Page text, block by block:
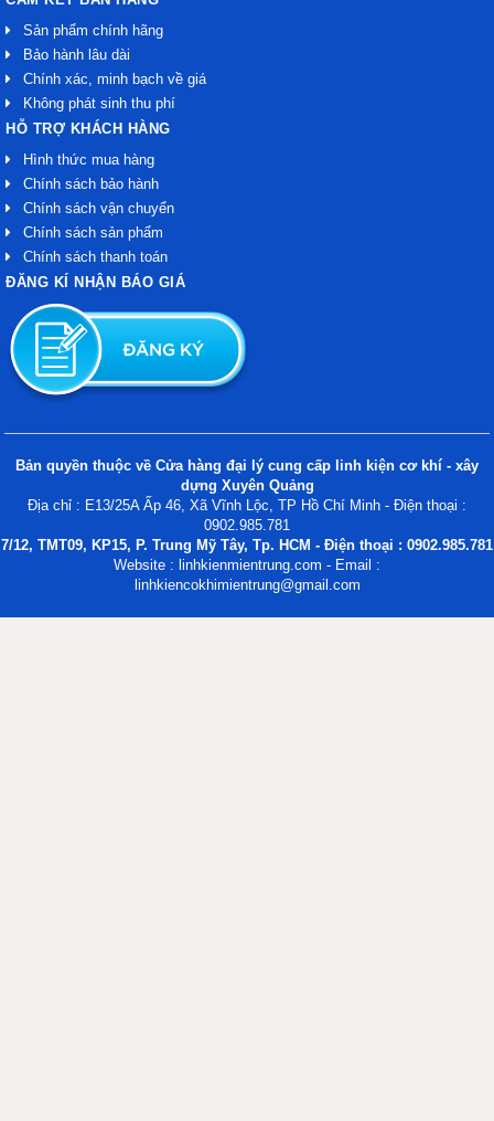
Sản phẩm chính hãng
Bảo hành lâu dài
Chính xác, minh bạch về giá
Không phát sinh thu phí
HỖ TRỢ KHÁCH HÀNG
Hình thức mua hàng
Chính sách bảo hành
Chính sách vận chuyển
Chính sách sản phẩm
Chính sách thanh toán
ĐĂNG KÍ NHẬN BÁO GIÁ
Bản quyền thuộc về Cửa hàng đại lý cung cấp linh kiện cơ khí - xây
dựng Xuyên Quảng
Địa chỉ : E13/25A Ấp 46, Xã Vĩnh Lộc, TP Hồ Chí Minh - Điện thoại :
0902.985.781
7/12, TMT09, KP15, P. Trung Mỹ Tây, Tp. HCM - Điện thoại : 0902.985.781
Website : linhkienmientrung.com - Email :
linhkiencokhimientrung@gmail.com